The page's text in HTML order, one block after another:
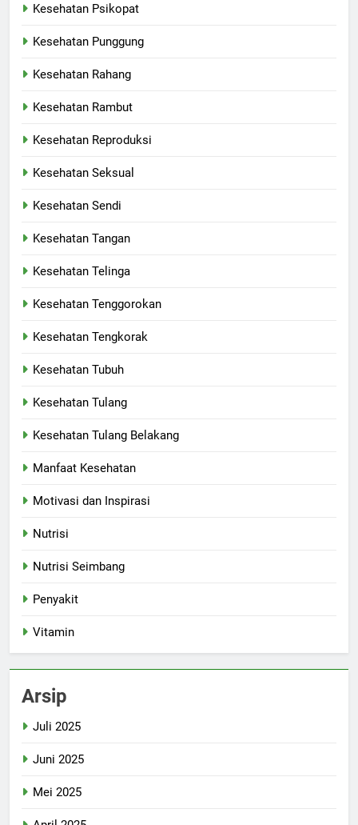
Kesehatan Psikopat
Kesehatan Punggung
Kesehatan Rahang
Kesehatan Rambut
Kesehatan Reproduksi
Kesehatan Seksual
Kesehatan Sendi
Kesehatan Tangan
Kesehatan Telinga
Kesehatan Tenggorokan
Kesehatan Tengkorak
Kesehatan Tubuh
Kesehatan Tulang
Kesehatan Tulang Belakang
Manfaat Kesehatan
Motivasi dan Inspirasi
Nutrisi
Nutrisi Seimbang
Penyakit
Vitamin
Arsip
Juli 2025
Juni 2025
Mei 2025